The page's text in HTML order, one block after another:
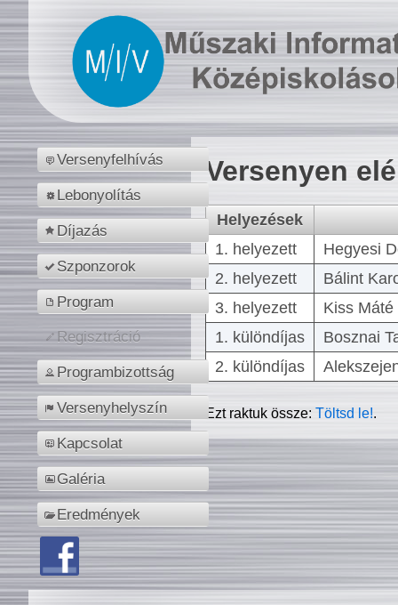
Versenyfelhívás
Lebonyolítás
Díjazás
Szponzorok
Program
Regisztráció
Programbizottság
Versenyhelyszín
Kapcsolat
Galéria
Eredmények
Versenyen
Helyezések
1. helyezett
Hegyesi
2. helyezett
Bálint
3. helyezett
Kiss
1. különdíjas
Bosznai
2. különdíjas
Ezt raktuk össze:Töltsd le!.